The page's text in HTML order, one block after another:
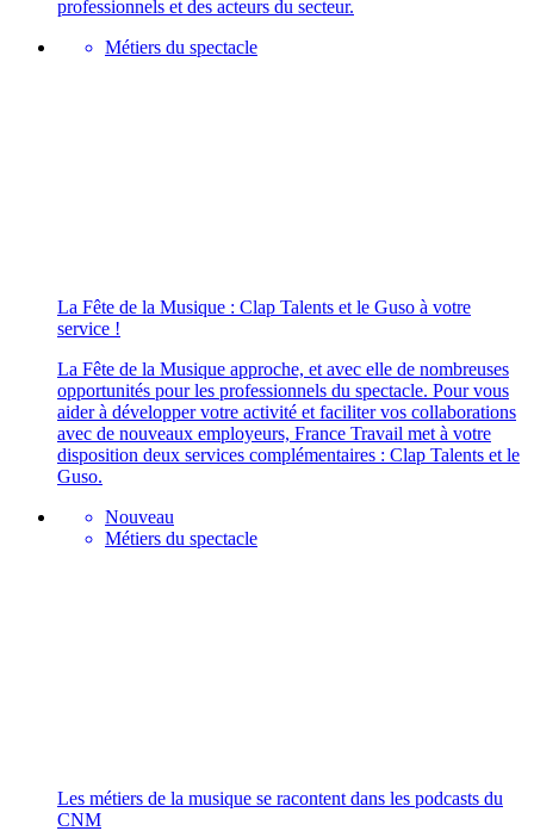
professionnels et des acteurs du secteur.
Métiers du spectacle
La Fête de la Musique : Clap Talents et le Guso à votre
service !
La Fête de la Musique approche, et avec elle de nombreuses
opportunités pour les professionnels du spectacle. Pour vous
aider à développer votre activité et faciliter vos collaborations
avec de nouveaux employeurs, France Travail met à votre
disposition deux services complémentaires : Clap Talents et le
Guso.
Nouveau
Métiers du spectacle
Les métiers de la musique se racontent dans les podcasts du
CNM